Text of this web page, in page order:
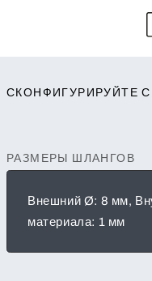
СКОНФИГУРИРУЙТЕ
РАЗМЕРЫ ШЛАНГОВ
Внешний Ø: 8 мм,
материала: 1 мм